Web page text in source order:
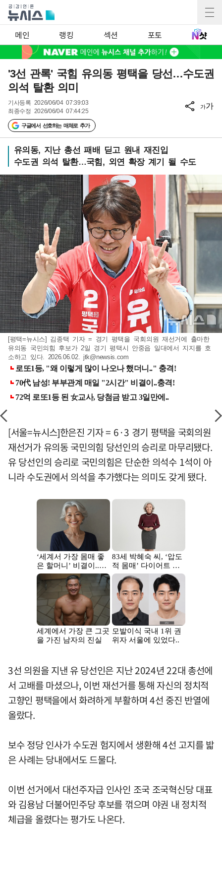
메인 랭킹 섹션 포토
'3선 관록' 국힘 유의동 평택을 당선…수도권
의석 탈환 의미
기사등록 2026/06/04 07:39:03
최종수정 2026/06/04 07:44:25
구글에서 선호하는 매체로 추가
가가
유의동, 지난 총선 패배 딛고 원내 재진입
수도권 의석 탈환…국힘, 외연 확장 계기 될 수도
[평택=뉴시스] 김종택 기자 = 경기 평택을 국회의원 재선거에 출마한
유의동 국민의힘 후보가 2일 경기 평택시 안중읍 일대에서 지지를 호
소하고 있다. 2026.06.02. jtk@newsis.com
[서울=뉴시스]한은진 기자 = 6·3 경기 평택을 국회의원
재선거가 유의동 국민의힘 당선인의 승리로 마무리됐다.
유 당선인의 승리로 국민의힘은 단순한 의석수 1석이 아
니라 수도권에서 의석을 추가했다는 의미도 갖게 됐다.
3선 의원을 지낸 유 당선인은 지난 2024년 22대 총선에
서 고배를 마셨으나, 이번 재선거를 통해 자신의 정치적
고향인 평택을에서 화려하게 부활하며 4선 중진 반열에
올랐다.
보수 정당 인사가 수도권 험지에서 생환해 4선 고지를 밟
은 사례는 당내에서도 드물다.
이번 선거에서 대선주자급 인사인 조국 조국혁신당 대표
와 김용남 더불어민주당 후보를 꺾으며 야권 내 정치적
체급을 올렸다는 평가도 나온다.